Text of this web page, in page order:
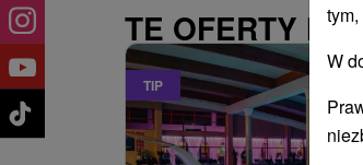
TE OFERTY
TIP
W